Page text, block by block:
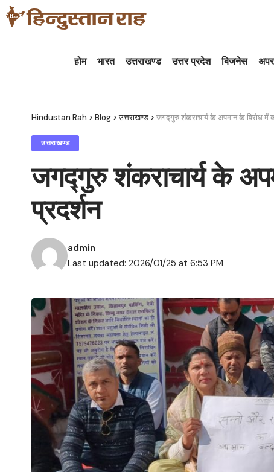
होम भारत उत्तराखण्ड उत्तर प्रदेश बिजनेस
Hindustan Rah > Blog >उत्तराखण्ड > जगद्गुरु शंकराचार्य के अपमान के विरोध में
उत्तराखण्ड
जगद्गुरु शंकराचार्य के
प्रदर्शन
Last updated: 2026/01/25 at 6:53 PM
admin